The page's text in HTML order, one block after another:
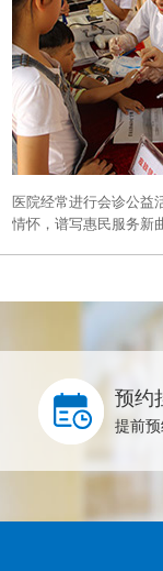
医院经常进行会诊公益
情怀，谱写惠民服务新
预约
提前